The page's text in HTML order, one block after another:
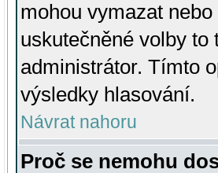
mohou vymazat
uskutečněné volby to
administrátor. Tímto
výsledky hlasování.
Návrat nahoru
Proč se nemohu